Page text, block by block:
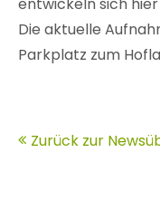
Die aktuelle
Parkplatz zum
Zurück zur